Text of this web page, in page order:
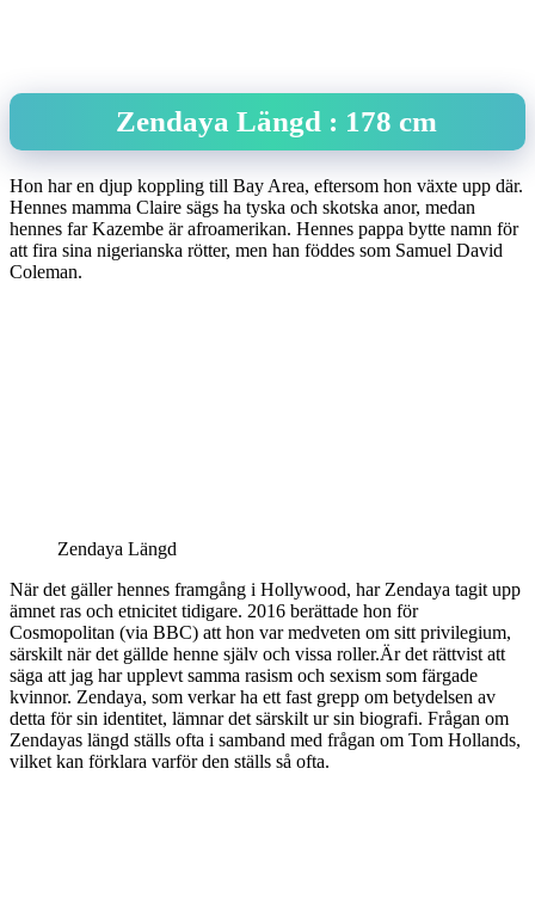
Zendaya Längd : 178 cm
Hon har en djup koppling till Bay Area, eftersom hon växte upp där.
Hennes mamma Claire sägs ha tyska och skotska anor, medan
hennes far Kazembe är afroamerikan. Hennes pappa bytte namn för
att fira sina nigerianska rötter, men han föddes som Samuel David
Coleman.
Zendaya Längd
När det gäller hennes framgång i Hollywood, har Zendaya tagit upp
ämnet ras och etnicitet tidigare. 2016 berättade hon för
Cosmopolitan (via BBC) att hon var medveten om sitt privilegium,
särskilt när det gällde henne själv och vissa roller.Är det rättvist att
säga att jag har upplevt samma rasism och sexism som färgade
kvinnor. Zendaya, som verkar ha ett fast grepp om betydelsen av
detta för sin identitet, lämnar det särskilt ur sin biografi. Frågan om
Zendayas längd ställs ofta i samband med frågan om Tom Hollands,
vilket kan förklara varför den ställs så ofta.